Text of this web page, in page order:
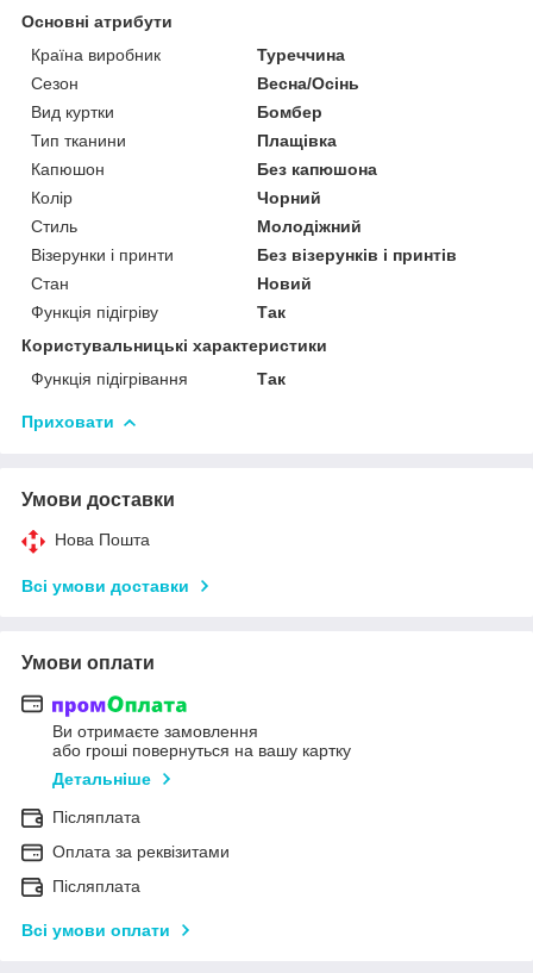
Основні атрибути
Країна виробник
Туреччина
Сезон
Весна/Осінь
Вид куртки
Бомбер
Тип тканини
Плащівка
Капюшон
Без капюшона
Колір
Чорний
Стиль
Молодіжний
Візерунки і принти
Без візерунків і принтів
Стан
Новий
Функція підігріву
Так
Користувальницькі характеристики
Функція підігрівання
Так
Приховати
Умови доставки
Нова Пошта
Всі умови доставки
Умови оплати
Ви отримаєте замовлення
або гроші повернуться на вашу картку
Детальніше
Післяплата
Оплата за реквізитами
Післяплата
Всі умови оплати